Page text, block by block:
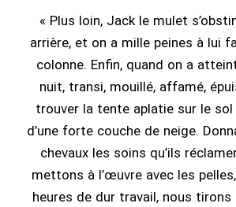
« Plus loin, Jack le mulet
arrière, et on a mille peines à lui
colonne. Enfin, quand on a
nuit, transi, mouillé, affamé,
trouver la tente aplatie sur le
d’une forte couche de neige.
chevaux les soins qu’ils
mettons à l’œuvre avec les
heures de dur travail, nous